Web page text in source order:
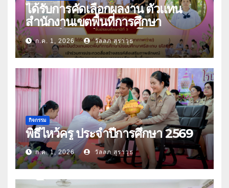
ได้รับการคัดเลือกผลงาน ตัวแทน
สำนักงานเขตพื้นที่การศึกษา
มัธยมศึกษาศรีสะเกษ ยโสธร
ก.ค. 1, 2026 วัลลภ สุราวุธ
กิจกรรม
พิธีไหว้ครู ประจำปีการศึกษา 2569
ก.ค. 1, 2026 วัลลภ สุราวุธ